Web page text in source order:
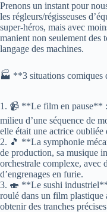
Prenons un instant pour
les régleurs/régisseuses
super-héros, mais avec
manient non seulement des
langage des machines.
🏭 **3 situations comiques
1. 📹 **Le film en pause** :
milieu d’une séquence de
elle était une actrice
2. 🎵 **La symphonie
de production, sa musique
orchestrale complexe, avec
d’engrenages en furie.
3. 🍣 **Le sushi
roulé dans un film plastique
obtenir des tranches